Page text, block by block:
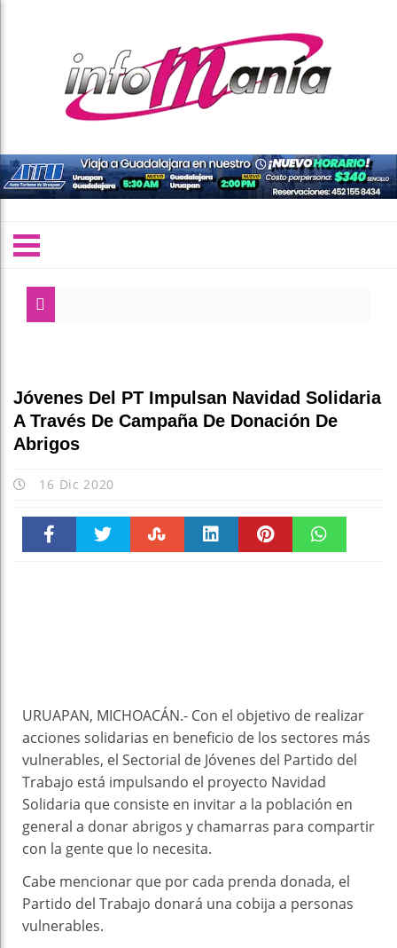
Jóvenes Del PT Impulsan Navidad Solidaria
A Través De Campaña De Donación De
Abrigos
16 Dic 2020
URUAPAN, MICHOACÁN.- Con el objetivo de realizar
acciones solidarias en beneficio de los sectores más
vulnerables, el Sectorial de Jóvenes del Partido del
Trabajo está impulsando el proyecto Navidad
Solidaria que consiste en invitar a la población en
general a donar abrigos y chamarras para compartir
con la gente que lo necesita.
Cabe mencionar que por cada prenda donada, el
Partido del Trabajo donará una cobija a personas
vulnerables.